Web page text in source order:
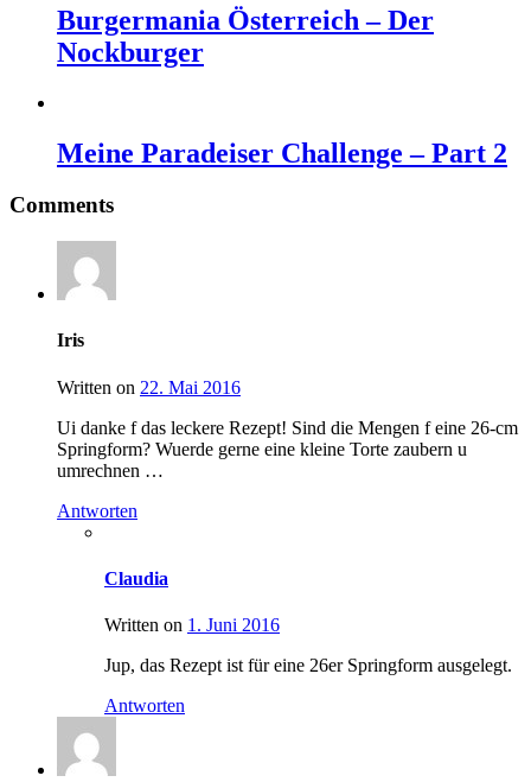
Burgermania Österreich – Der
Nockburger
Meine Paradeiser Challenge – Part 2
Comments
Iris
Written on 22. Mai 2016
Ui danke f das leckere Rezept! Sind die Mengen f eine 26-cm
Springform? Wuerde gerne eine kleine Torte zaubern u
umrechnen …
Antworten
Claudia
Written on 1. Juni 2016
Jup, das Rezept ist für eine 26er Springform ausgelegt.
Antworten